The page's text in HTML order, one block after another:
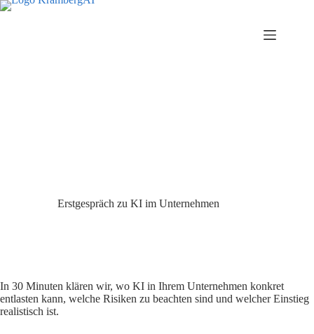
Zum
Erstgespräch zu KI im Unternehmen
In 30 Minuten klären wir, wo KI in Ihrem Unternehmen konkret
entlasten kann, welche Risiken zu beachten sind und welcher Einstieg
realistisch ist.